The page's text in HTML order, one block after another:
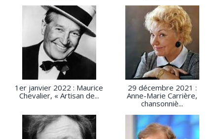
1er janvier 2022 : Maurice
Chevalier, « Artisan de...
29 décembre 2021 :
Anne-Marie Carrière,
chansonniè...